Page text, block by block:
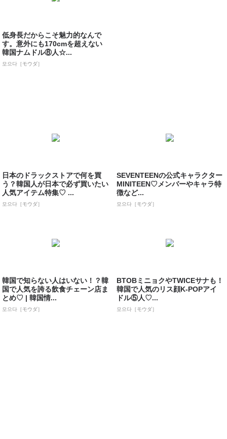
低身長だからこそ魅力的なんで
す。意外にも170cmを超えない
韓国ナムドル⑧人☆...
모으다［モウダ］
日本のドラックストアで何を買
う？韓国人が日本で必ず買いたい
人気アイテム特集♡ ...
모으다［モウダ］
SEVENTEENの公式キャラクター
MINITEEN♡メンバーやキャラ特
徴など...
모으다［モウダ］
韓国で知らない人はいない！？韓
国で人気を誇る飲食チェーン店ま
とめ♡ | 韓国情...
모으다［モウダ］
BTOBミニョクやTWICEサナも！
韓国で人気のリス顔K-POPアイ
ドル⑤人♡...
모으다［モウダ］